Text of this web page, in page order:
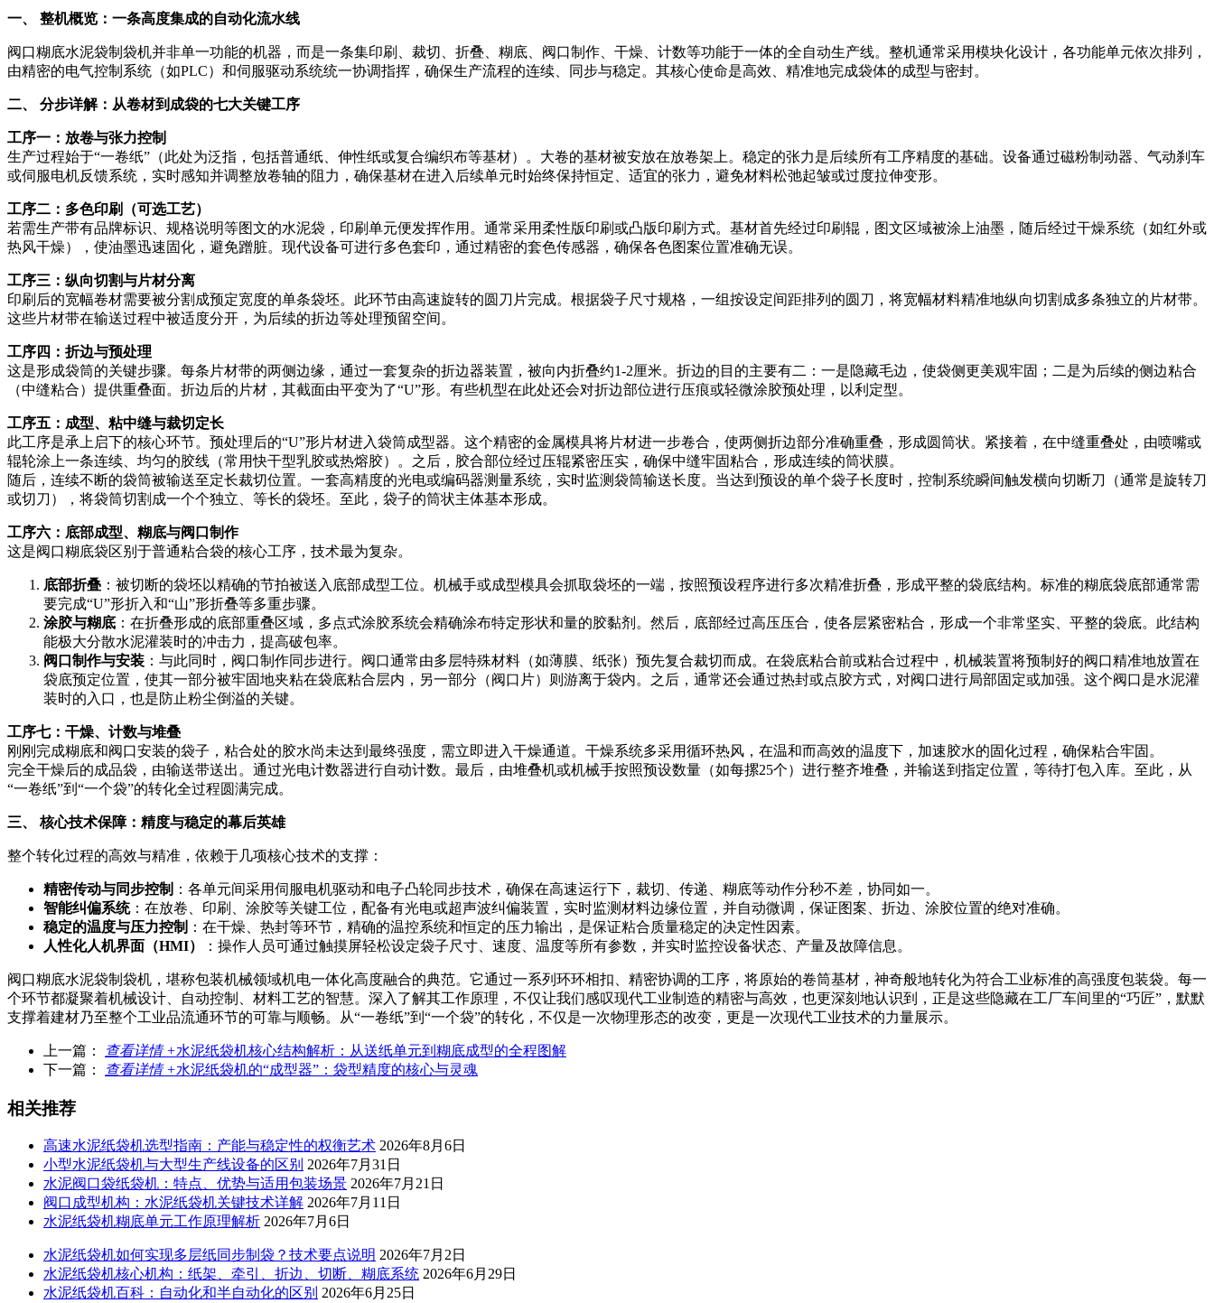
一、 整机概览：一条高度集成的自动化流水线
阀口糊底水泥袋制袋机并非单一功能的机器，而是一条集印刷、裁切、折叠、糊底、阀口制作、干燥、计数等功能于一体的全自动生产线。整机通常采用模块化设计，各功能单元依次排列，
由精密的电气控制系统（如PLC）和伺服驱动系统统一协调指挥，确保生产流程的连续、同步与稳定。其核心使命是高效、精准地完成袋体的成型与密封。
二、 分步详解：从卷材到成袋的七大关键工序
工序一：放卷与张力控制
生产过程始于“一卷纸”（此处为泛指，包括普通纸、伸性纸或复合编织布等基材）。大卷的基材被安放在放卷架上。稳定的张力是后续所有工序精度的基础。设备通过磁粉制动器、气动刹车
或伺服电机反馈系统，实时感知并调整放卷轴的阻力，确保基材在进入后续单元时始终保持恒定、适宜的张力，避免材料松弛起皱或过度拉伸变形。
工序二：多色印刷（可选工艺）
若需生产带有品牌标识、规格说明等图文的水泥袋，印刷单元便发挥作用。通常采用柔性版印刷或凸版印刷方式。基材首先经过印刷辊，图文区域被涂上油墨，随后经过干燥系统（如红外或
热风干燥），使油墨迅速固化，避免蹭脏。现代设备可进行多色套印，通过精密的套色传感器，确保各色图案位置准确无误。
工序三：纵向切割与片材分离
印刷后的宽幅卷材需要被分割成预定宽度的单条袋坯。此环节由高速旋转的圆刀片完成。根据袋子尺寸规格，一组按设定间距排列的圆刀，将宽幅材料精准地纵向切割成多条独立的片材带。
这些片材带在输送过程中被适度分开，为后续的折边等处理预留空间。
工序四：折边与预处理
这是形成袋筒的关键步骤。每条片材带的两侧边缘，通过一套复杂的折边器装置，被向内折叠约1-2厘米。折边的目的主要有二：一是隐藏毛边，使袋侧更美观牢固；二是为后续的侧边粘合
（中缝粘合）提供重叠面。折边后的片材，其截面由平变为了“U”形。有些机型在此处还会对折边部位进行压痕或轻微涂胶预处理，以利定型。
工序五：成型、粘中缝与裁切定长
此工序是承上启下的核心环节。预处理后的“U”形片材进入袋筒成型器。这个精密的金属模具将片材进一步卷合，使两侧折边部分准确重叠，形成圆筒状。紧接着，在中缝重叠处，由喷嘴或
辊轮涂上一条连续、均匀的胶线（常用快干型乳胶或热熔胶）。之后，胶合部位经过压辊紧密压实，确保中缝牢固粘合，形成连续的筒状膜。
随后，连续不断的袋筒被输送至定长裁切位置。一套高精度的光电或编码器测量系统，实时监测袋筒输送长度。当达到预设的单个袋子长度时，控制系统瞬间触发横向切断刀（通常是旋转刀
或切刀），将袋筒切割成一个个独立、等长的袋坯。至此，袋子的筒状主体基本形成。
工序六：底部成型、糊底与阀口制作
这是阀口糊底袋区别于普通粘合袋的核心工序，技术最为复杂。
底部折叠 ：被切断的袋坯以精确的节拍被送入底部成型工位。机械手或成型模具会抓取袋坯的一端，按照预设程序进行多次精准折叠，形成平整的袋底结构。标准的糊底袋底部通常需
要完成“U”形折入和“山”形折叠等多重步骤。
涂胶与糊底 ：在折叠形成的底部重叠区域，多点式涂胶系统会精确涂布特定形状和量的胶黏剂。然后，底部经过高压压合，使各层紧密粘合，形成一个非常坚实、平整的袋底。此结构
能极大分散水泥灌装时的冲击力，提高破包率。
阀口制作与安装 ：与此同时，阀口制作同步进行。阀口通常由多层特殊材料（如薄膜、纸张）预先复合裁切而成。在袋底粘合前或粘合过程中，机械装置将预制好的阀口精准地放置在
袋底预定位置，使其一部分被牢固地夹粘在袋底粘合层内，另一部分（阀口片）则游离于袋内。之后，通常还会通过热封或点胶方式，对阀口进行局部固定或加强。这个阀口是水泥灌
装时的入口，也是防止粉尘倒溢的关键。
工序七：干燥、计数与堆叠
刚刚完成糊底和阀口安装的袋子，粘合处的胶水尚未达到最终强度，需立即进入干燥通道。干燥系统多采用循环热风，在温和而高效的温度下，加速胶水的固化过程，确保粘合牢固。
完全干燥后的成品袋，由输送带送出。通过光电计数器进行自动计数。最后，由堆叠机或机械手按照预设数量（如每摞25个）进行整齐堆叠，并输送到指定位置，等待打包入库。至此，从
“一卷纸”到“一个袋”的转化全过程圆满完成。
三、 核心技术保障：精度与稳定的幕后英雄
整个转化过程的高效与精准，依赖于几项核心技术的支撑：
精密传动与同步控制 ：各单元间采用伺服电机驱动和电子凸轮同步技术，确保在高速运行下，裁切、传递、糊底等动作分秒不差，协同如一。
智能纠偏系统：在放卷、印刷、涂胶等关键工位，配备有光电或超声波纠偏装置，实时监测材料边缘位置，并自动微调，保证图案、折边、涂胶位置的绝对准确。
稳定的温度与压力控制 ：在干燥、热封等环节，精确的温控系统和恒定的压力输出，是保证粘合质量稳定的决定性因素。
人性化人机界面（HMI）
：操作人员可通过触摸屏轻松设定袋子尺寸、速度、温度等所有参数，并实时监控设备状态、产量及故障信息。
阀口糊底水泥袋制袋机，堪称包装机械领域机电一体化高度融合的典范。它通过一系列环环相扣、精密协调的工序，将原始的卷筒基材，神奇般地转化为符合工业标准的高强度包装袋。每一
个环节都凝聚着机械设计、自动控制、材料工艺的智慧。深入了解其工作原理，不仅让我们感叹现代工业制造的精密与高效，也更深刻地认识到，正是这些隐藏在工厂车间里的“巧匠”，默默
支撑着建材乃至整个工业品流通环节的可靠与顺畅。从“一卷纸”到“一个袋”的转化，不仅是一次物理形态的改变，更是一次现代工业技术的力量展示。
上一篇： 查看详情 +水泥纸袋机核心结构解析：从送纸单元到糊底成型的全程图解
下一篇：
查看详情 +水泥纸袋机的“成型器”：袋型精度的核心与灵魂
相关推荐
高速水泥纸袋机选型指南：产能与稳定性的权衡艺术 2026年8月6日
小型水泥纸袋机与大型生产线设备的区别 2026年7月31日
水泥阀口袋纸袋机：特点、优势与适用包装场景 2026年7月21日
阀口成型机构：水泥纸袋机关键技术详解 2026年7月11日
水泥纸袋机糊底单元工作原理解析 2026年7月6日
水泥纸袋机如何实现多层纸同步制袋？技术要点说明 2026年7月2日
水泥纸袋机核心机构：纸架、牵引、折边、切断、糊底系统 2026年6月29日
水泥纸袋机百科：自动化和半自动化的区别 2026年6月25日